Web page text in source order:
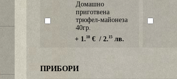
Домашно
приготвена
трюфел-майонеза
40гр.
+ 1.10 € / 2.15 лв.
ПРИБОРИ